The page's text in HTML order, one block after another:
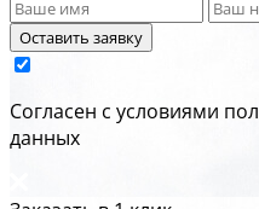
Оставить заявку
Cогласен с условиями
данных